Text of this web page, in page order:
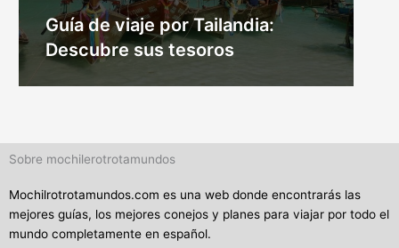
Guía de viaje por Tailandia:
Descubre sus tesoros
Sobre mochilerotrotamundos
Mochilrotrotamundos.com es una web donde encontrarás las
mejores guías, los mejores conejos y planes para viajar por todo el
mundo completamente en español.